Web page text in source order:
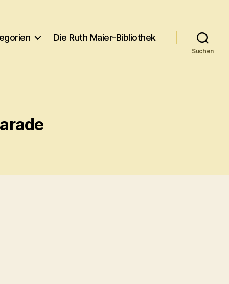
Die Ruth Maier-Bibliothek
Suchen